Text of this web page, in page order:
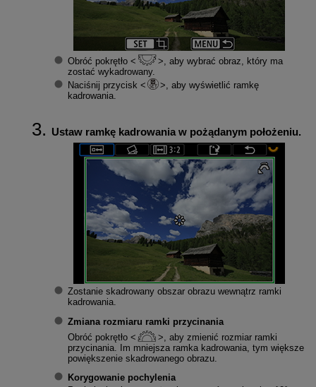
Obróć pokrętło
, aby wybrać obraz, który ma
zostać wykadrowany.
Naciśnij przycisk
, aby wyświetlić ramkę
kadrowania.
Ustaw ramkę kadrowania w pożądanym położeniu.
Zostanie skadrowany obszar obrazu wewnątrz ramki
kadrowania.
Zmiana rozmiaru ramki przycinania
Obróć pokrętło
, aby zmienić rozmiar ramki
przycinania. Im mniejsza ramka kadrowania, tym większe
powiększenie skadrowanego obrazu.
Korygowanie pochylenia